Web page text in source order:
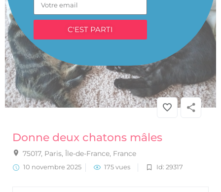
CHAT» Donne deux chatons mâles
Donne deux chatons mâles
75017, Paris, Île-de-France, France
10 novembre 2025 175 vues Id: 29317
C'EST PARTI